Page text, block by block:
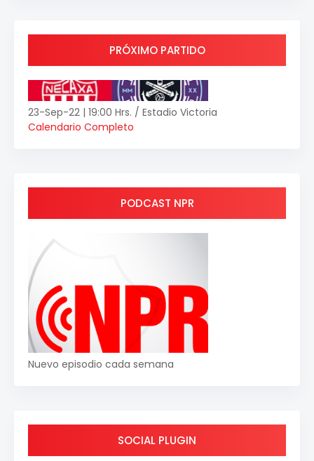
PRÓXIMO PARTIDO
23-Sep-22 | 19:00 Hrs. / Estadio Victoria
Calendario Completo
PODCAST NPR
Nuevo episodio cada semana
SOCIAL PLUGIN